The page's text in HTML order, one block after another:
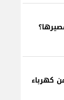
من كهرباء